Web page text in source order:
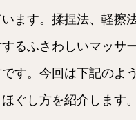
ます。揉捏法、軽擦
るふさわしいマッサ
す。今回は下記のよ
ぐし方を紹介します。